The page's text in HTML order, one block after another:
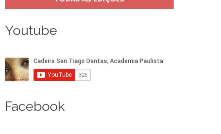
Youtube
Facebook